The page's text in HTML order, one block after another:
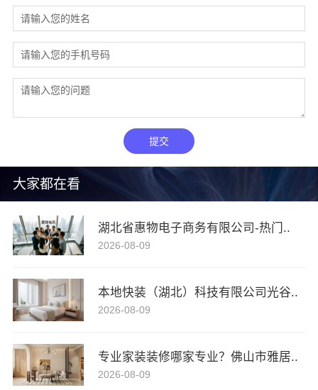
大家都在看
湖北省惠物电子商务有限公司-热门..
2026-08-09
本地快装（湖北）科技有限公司光谷..
2026-08-09
专业家装装修哪家专业？佛山市雅居..
2026-08-09
提交